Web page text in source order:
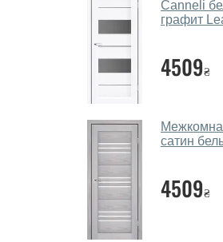
Canneli
графит
4509₴
сатин
4509₴